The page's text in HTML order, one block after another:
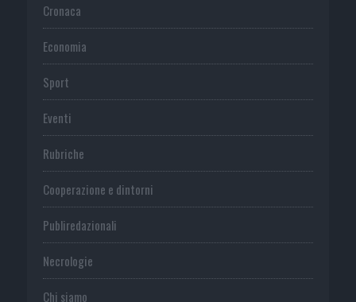
Cronaca
Economia
Sport
Eventi
Rubriche
Cooperazione e dintorni
Publiredazionali
Necrologie
Chi siamo